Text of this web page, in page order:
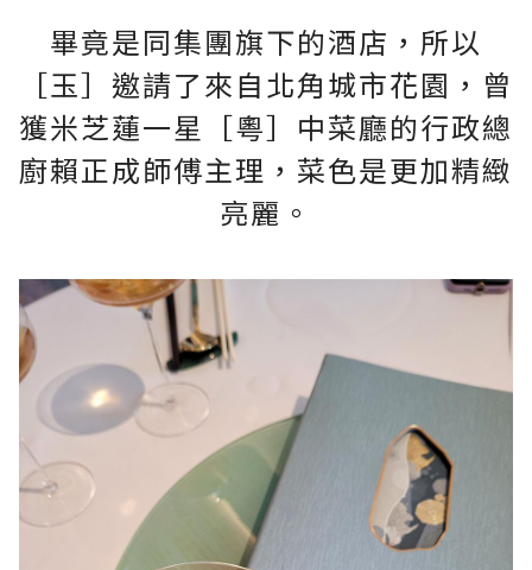
畢竟是同集團旗下的酒店，所以
［玉］邀請了來自北角城市花園，曾
獲米芝蓮一星［粵］中菜廳的行政總
廚賴正成師傅主理，菜色是更加精緻
亮麗。